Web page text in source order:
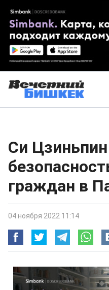
Си
граждан в
04 ноября 2022 11:14